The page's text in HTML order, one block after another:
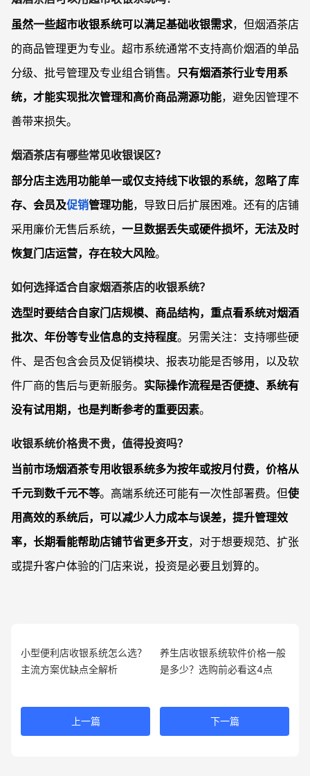
虽然一些超市收银系统可以满足基础收银需求，但烟酒茶店
的商品管理更为专业。超市系统通常不支持高价烟酒的单品
分级、批号管理及专业组合销售。 只有烟酒茶行业专用系
统，才能实现批次管理和高价商品溯源功能，避免因管理不
善带来损失。
烟酒茶店有哪些常见收银误区？
部分店主选用功能单一或仅支持线下收银的系统，忽略了库
存、会员及促销管理功能，导致日后扩展困难。还有的店铺
采用廉价无售后系统， 一旦数据丢失或硬件损坏，无法及时
恢复门店运营，存在较大风险。
如何选择适合自家烟酒茶店的收银系统？
选型时要结合自家门店规模、商品结构，重点看系统对烟酒
批次、年份等专业信息的支持程度。另需关注：支持哪些硬
件、是否包含会员及促销模块、报表功能是否够用，以及软
件厂商的售后与更新服务。 实际操作流程是否便捷、系统有
没有试用期，也是判断参考的重要因素。
收银系统价格贵不贵，值得投资吗？
当前市场烟酒茶专用收银系统多为按年或按月付费，价格从
千元到数千元不等。高端系统还可能有一次性部署费。但使
用高效的系统后，可以减少人力成本与误差，提升管理效
率，长期看能帮助店铺节省更多开支，对于想要规范、扩张
或提升客户体验的门店来说，投资是必要且划算的。
小型便利店收银系统怎么选？
主流方案优缺点全解析
上一篇
养生店收银系统软件价格一般
是多少？选购前必看这4点
下一篇